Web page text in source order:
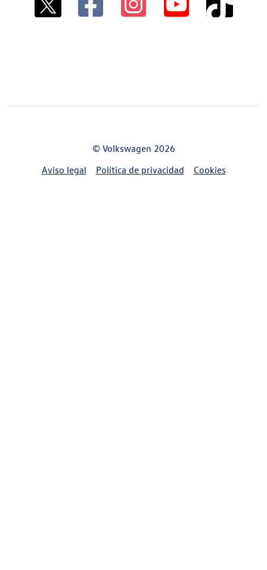
© Volkswagen 2026
Aviso legal
Política de privacidad Cookies